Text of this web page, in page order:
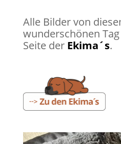
Alle Bilder von
wunderschönen
Seite der Ekima´s.